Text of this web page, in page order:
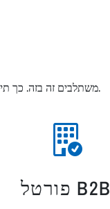
נתוני מוצרים, תיעוד ופונקציות B2B משתלבים זה בזה. כך תיצרו פלטפורמה שמפנה בצורה משמעותית מכירות, שירות ותהליכים פנימיים.
פורטל B2B